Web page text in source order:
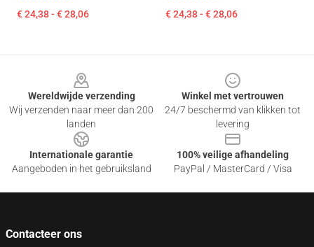
€ 24,38 - € 28,06 € 24,38 - € 28,06
Wereldwijde verzending
Wij verzenden naar meer dan 200
landen
Winkel met vertrouwen
24/7 beschermd van klikken tot
levering
Internationale garantie
Aangeboden in het gebruiksland
100% veilige afhandeling
PayPal / MasterCard / Visa
Contacteer ons